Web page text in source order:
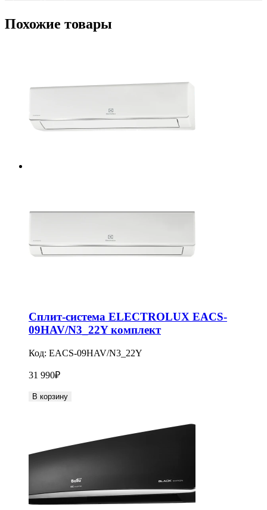
Похожие товары
Сплит-система ELECTROLUX EACS-
09HAV/N3_22Y комплект
Код: EACS-09HAV/N3_22Y
31 990₽
В корзину